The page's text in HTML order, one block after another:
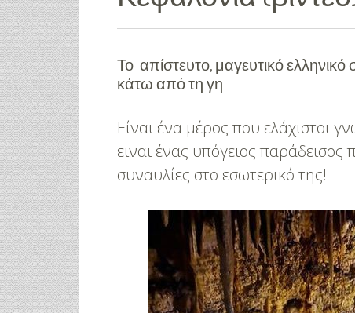
Το απίστευτο, μαγευτικό ελληνικό
κάτω από τη γη
Είναι ένα μέρος που ελάχιστοι
ειναι ένας υπόγειος
συναυλίες στο εσωτερικό της!